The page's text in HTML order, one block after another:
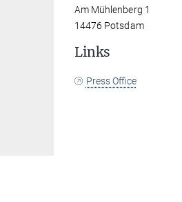
Am Mühlenberg 1
14476 Potsdam
Links
Press Office